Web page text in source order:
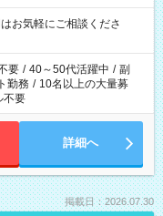
お気軽にご相談くださ
要 / 40～50代活躍中 / 副
勤務 / 10名以上の大量募
不要
詳細へ
掲載日：2026.07.30